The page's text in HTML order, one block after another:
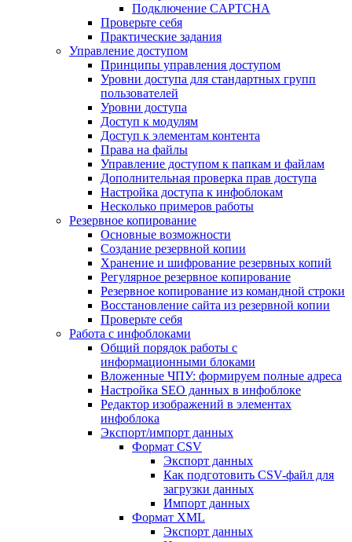
Подключение CAPTCHA
Проверьте себя
Практические задания
Управление доступом
Принципы управления доступом
Уровни доступа для стандартных групп
пользователей
Уровни доступа
Доступ к модулям
Доступ к элементам контента
Права на файлы
Управление доступом к папкам и файлам
Дополнительная проверка прав доступа
Настройка доступа к инфоблокам
Несколько примеров работы
Резервное копирование
Основные возможности
Создание резервной копии
Хранение и шифрование резервных копий
Регулярное резервное копирование
Резервное копирование из командной строки
Восстановление сайта из резервной копии
Проверьте себя
Работа с инфоблоками
Общий порядок работы с
информационными блоками
Вложенные ЧПУ: формируем полные адреса
Настройка SEO данных в инфоблоке
Редактор изображений в элементах
инфоблока
Экспорт/импорт данных
Формат CSV
Экспорт данных
Как подготовить CSV-файл для
загрузки данных
Импорт данных
Формат XML
Экспорт данных